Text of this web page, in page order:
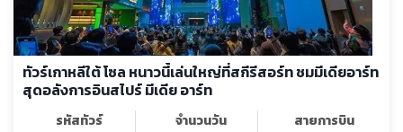
ทัวร์เกาหลีใต้ โซล หนาวนี้เล่นใหญ่ที่สกีรีสอร์ท ชมมีเดียอาร์ท
สุดอลังการอินสไปร์ มีเดีย อาร์ท
รหัสทัวร์
จำนวนวัน
สายการบิน